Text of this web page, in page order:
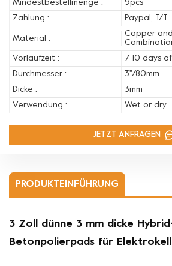
Mindestbestellmenge :
9pcs
Zahlung :
Paypal, T/T
Material :
Copper
Vorlaufzeit :
7-10 days
Durchmesser :
3''/80mm
Dicke :
3mm
Verwendung :
Wet or dry
JETZT ANFRAGEN
PRODUKTEINFÜHRUNG
3 Zoll dünne 3 mm dicke
Betonpolierpads für